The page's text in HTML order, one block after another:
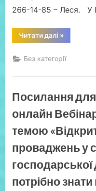
266-14-85 – Леся. У
Читати далі “Відкрита
реєстрація
для
ВГО
Вебінари
темами,
які
з
новаціями
в
нагляду
та
з
»
Без категорії
Посилання
онлайн
темою
проваджень у
господарської
потрібно